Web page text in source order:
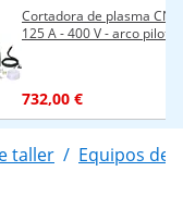
Cortadora de plasma
125 A - 400 V - arco piloto
732,00 €
taller / Equipos de